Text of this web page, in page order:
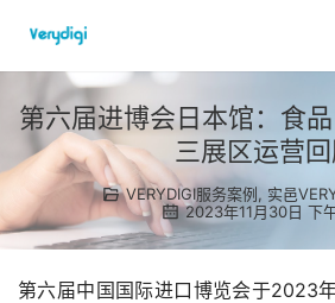
第六届进博会日本馆：食
三展区运营
VERYDIGI服务案例, 实邑
2023年11月30日 下
第六届中国国际进口博览会于2023